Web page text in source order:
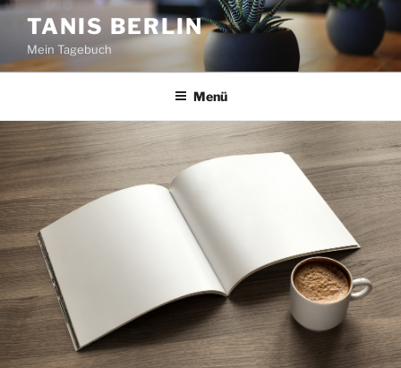
Zum
Inhalt
springen
TANIS BERLIN
Mein Tagebuch
Menü